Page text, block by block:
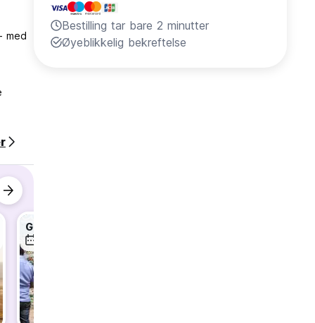
med
Bestilling tar bare 2 minutter
Øyeblikkelig bekreftelse